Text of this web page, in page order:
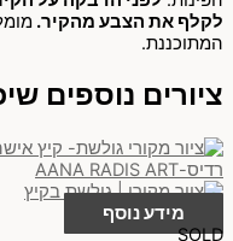
לקלף את הצבע מהקיר.
המתוכננת.
ציורים נוספים
מידע נוסף
SOLD